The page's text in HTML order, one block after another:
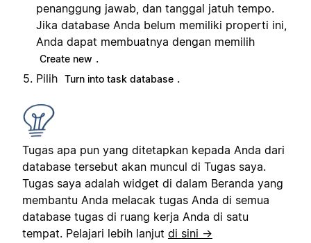
penanggung jawab, dan tanggal jatuh tempo.
Jika database Anda belum memiliki properti ini,
Anda dapat membuatnya dengan memilih
Create new .
Pilih Turn into task database .
Tugas apa pun yang ditetapkan kepada Anda dari
database tersebut akan muncul di Tugas saya.
Tugas saya adalah widget di dalam Beranda yang
membantu Anda melacak tugas Anda di semua
database tugas di ruang kerja Anda di satu
tempat. Pelajari lebih lanjut di sini →